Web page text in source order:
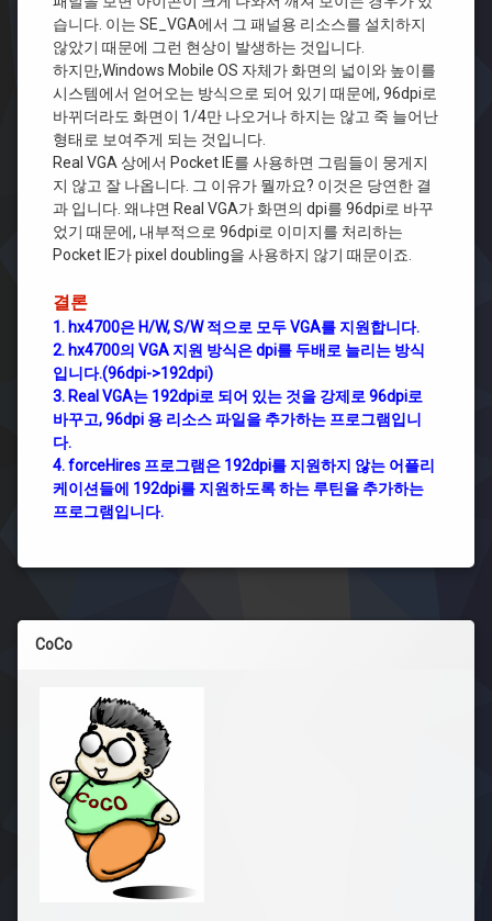
습니다. 이는 SE_VGA에서 그 패널용 리소스를 설치하지
않았기 때문에 그런 현상이 발생하는 것입니다.
하지만,Windows Mobile OS 자체가 화면의 넓이와 높이를
시스템에서 얻어오는 방식으로 되어 있기 때문에, 96dpi로
바뀌더라도 화면이 1/4만 나오거나 하지는 않고 죽 늘어난
형태로 보여주게 되는 것입니다.
Real VGA 상에서 Pocket IE를 사용하면 그림들이 뭉게지
지 않고 잘 나옵니다. 그 이유가 뭘까요? 이것은 당연한 결
과 입니다. 왜냐면 Real VGA가 화면의 dpi를 96dpi로 바꾸
었기 때문에, 내부적으로 96dpi로 이미지를 처리하는
Pocket IE가 pixel doubling을 사용하지 않기 때문이죠.
결론
1. hx4700은 H/W, S/W 적으로 모두 VGA를 지원합니다.
2. hx4700의 VGA 지원 방식은 dpi를 두배로 늘리는 방식
입니다.(96dpi->192dpi)
3. Real VGA는 192dpi로 되어 있는 것을 강제로 96dpi로
바꾸고, 96dpi 용 리소스 파일을 추가하는 프로그램입니
다.
4. forceHires 프로그램은 192dpi를 지원하지 않는 어플리
케이션들에 192dpi를 지원하도록 하는 루틴을 추가하는
프로그램입니다.
CoCo